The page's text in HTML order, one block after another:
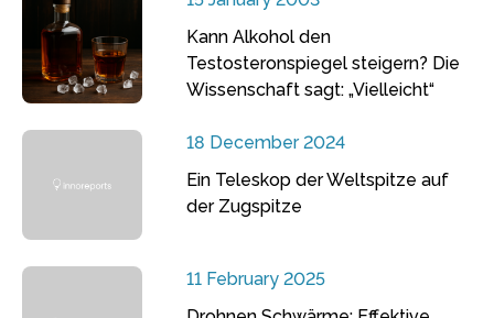
Kann Alkohol den
Testosteronspiegel steigern? Die
Wissenschaft sagt: „Vielleicht“
18 December 2024
Ein Teleskop der Weltspitze auf
der Zugspitze
11 February 2025